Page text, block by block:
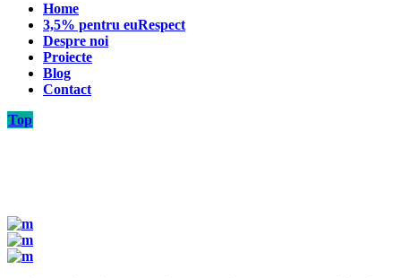
Home
3,5% pentru euRespect
Despre noi
Proiecte
Blog
Contact
Top